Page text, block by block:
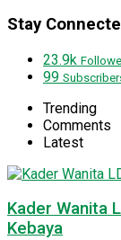
Stay
23.9k
99
Trending
Comments
Latest
Kader Wanita
Kebaya